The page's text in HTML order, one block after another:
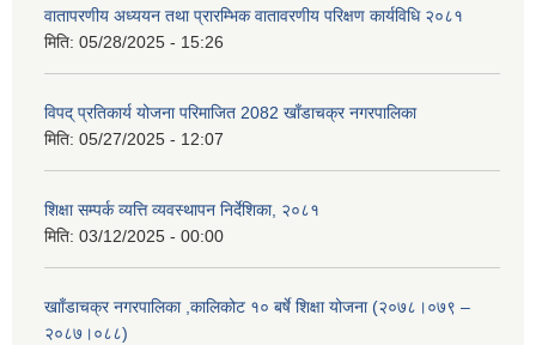
वातापरणीय अध्ययन तथा प्रारम्भिक वातावरणीय परिक्षण कार्यविधि २०८१
मिति: 05/28/2025 - 15:26
विपद् प्रतिकार्य योजना परिमाजित 2082 खाँडाचक्र नगरपालिका
मिति: 05/27/2025 - 12:07
शिक्षा सम्पर्क व्यत्ति व्यवस्थापन निर्देशिका, २०८१
मिति: 03/12/2025 - 00:00
खााँडाचक्र नगरपालिका ,कालिकोट १० बर्षे शिक्षा योजना (२०७८।०७९ –
२०८७।०८८)